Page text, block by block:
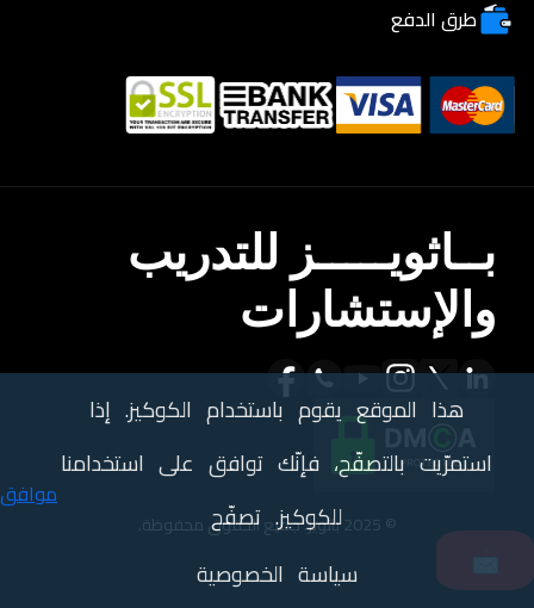
طرق الدفع
بــاثويـــــز للتدريب
والإستشارات
© 2025 باثويز. جميع الحقوق محفوظة.
هذا الموقع يقوم باستخدام الكوكيز. إذا
استمرّيت بالتصفّح، فإنّك توافق على استخدامنا
للكوكيز. تصفّح
سياسة الخصوصية
موافق